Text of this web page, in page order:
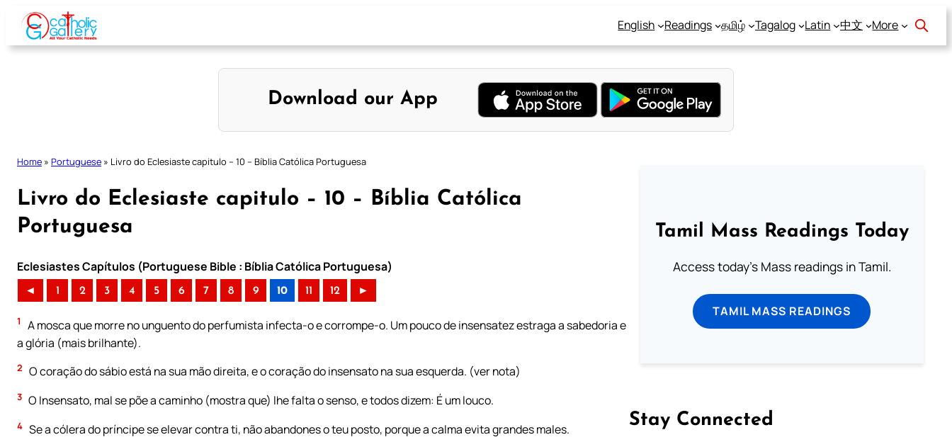
Skip
content
English Readings தமிழ் Tagalog Latin 中文 More
Download our App
Home » Portuguese » Livro do Eclesiaste capitulo – 10 – Bíblia Católica Portuguesa
Livro do Eclesiaste capitulo – 10 – Bíblia Católica
Portuguesa
Eclesiastes Capítulos (Portuguese Bible : Bíblia Católica Portuguesa)
◄ 1 2 3 4 5 6 7 8 9 10 11 12 ►
1
A mosca que morre no unguento do perfumista infecta-o e corrompe-o. Um pouco de insensatez estraga a sabedoria e
a glória (mais brilhante).
2 O coração do sábio está na sua mão direita, e o coração do insensato na sua esquerda. (ver nota)
3 O Insensato, mal se põe a caminho (mostra que) lhe falta o senso, e todos dizem: É um louco.
4 Se a cólera do príncipe se elevar contra ti, não abandones o teu posto, porque a calma evita grandes males.
Tamil Mass Readings Today
Access today's Mass readings in Tamil.
TAMIL MASS READINGS
Stay Connected